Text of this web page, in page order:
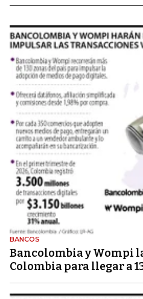
BANCOS
Bancolombia y Wompi
Colombia para llegar a